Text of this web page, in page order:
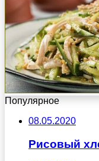
Популярное
08.05.2020
Рисовый